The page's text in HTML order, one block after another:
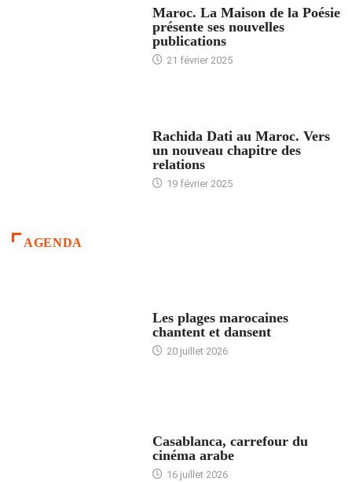
Maroc. La Maison de la Poésie
présente ses nouvelles
publications
21 février 2025
Rachida Dati au Maroc. Vers
un nouveau chapitre des
relations
19 février 2025
AGENDA
Les plages marocaines
chantent et dansent
20 juillet 2026
Casablanca, carrefour du
cinéma arabe
16 juillet 2026